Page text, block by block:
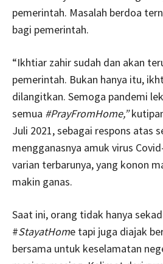
pemerintah. Masalah berdoa
bagi pemerintah.
“Ikhtiar zahir sudah dan akan
pemerintah. Bukan hanya itu,
dilangitkan. Semoga pandemi
semua #PrayFromHome,”
Juli 2021, sebagai respons atas
mengganasnya amuk virus
varian terbarunya, yang konon
makin ganas.
Saat ini, orang tidak hanya
#StayatHome tapi juga diajak
bersama untuk keselamatan